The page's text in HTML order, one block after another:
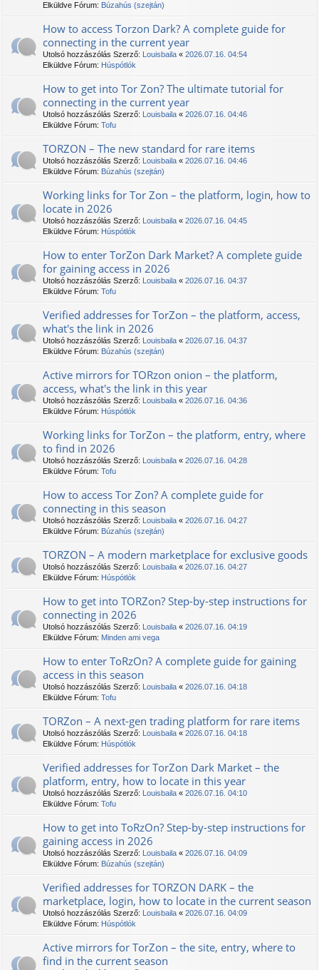
Elküldve Fórum: Búzahús (szejtán)
How to access Torzon Dark? A complete guide for
connecting in the current year
Utolsó hozzászólás Szerző: Louisbaila « 2026.07.16. 04:54
Elküldve Fórum: Húspótlók
How to get into Tor Zon? The ultimate tutorial for
connecting in the current year
Utolsó hozzászólás Szerző: Louisbaila « 2026.07.16. 04:46
Elküldve Fórum: Tofu
ТОRZON – The new standard for rare items
Utolsó hozzászólás Szerző: Louisbaila « 2026.07.16. 04:46
Elküldve Fórum: Búzahús (szejtán)
Working links for Tor Zon – the platform, login, how to
locate in 2026
Utolsó hozzászólás Szerző: Louisbaila « 2026.07.16. 04:45
Elküldve Fórum: Húspótlók
How to enter TorZon Dark Market? A complete guide
for gaining access in 2026
Utolsó hozzászólás Szerző: Louisbaila « 2026.07.16. 04:37
Elküldve Fórum: Tofu
Verified addresses for TorZon – the platform, access,
what's the link in 2026
Utolsó hozzászólás Szerző: Louisbaila « 2026.07.16. 04:37
Elküldve Fórum: Búzahús (szejtán)
Active mirrors for TORzon onion – the platform,
access, what's the link in this year
Utolsó hozzászólás Szerző: Louisbaila « 2026.07.16. 04:36
Elküldve Fórum: Húspótlók
Working links for TorZon – the platform, entry, where
to find in 2026
Utolsó hozzászólás Szerző: Louisbaila « 2026.07.16. 04:28
Elküldve Fórum: Tofu
How to access Tor Zon? A complete guide for
connecting in this season
Utolsó hozzászólás Szerző: Louisbaila « 2026.07.16. 04:27
Elküldve Fórum: Búzahús (szejtán)
ТОRZON – A modern marketplace for exclusive goods
Utolsó hozzászólás Szerző: Louisbaila « 2026.07.16. 04:27
Elküldve Fórum: Húspótlók
How to get into TORZon? Step-by-step instructions for
connecting in 2026
Utolsó hozzászólás Szerző: Louisbaila « 2026.07.16. 04:19
Elküldve Fórum: Minden ami vega
How to enter TоRzOn? A complete guide for gaining
access in this season
Utolsó hozzászólás Szerző: Louisbaila « 2026.07.16. 04:18
Elküldve Fórum: Tofu
TORZon – A next-gen trading platform for rare items
Utolsó hozzászólás Szerző: Louisbaila « 2026.07.16. 04:18
Elküldve Fórum: Húspótlók
Verified addresses for TorZon Dark Market – the
platform, entry, how to locate in this year
Utolsó hozzászólás Szerző: Louisbaila « 2026.07.16. 04:10
Elküldve Fórum: Tofu
How to get into TоRzOn? Step-by-step instructions for
gaining access in 2026
Utolsó hozzászólás Szerző: Louisbaila « 2026.07.16. 04:09
Elküldve Fórum: Búzahús (szejtán)
Verified addresses for TORZON DARK – the
marketplace, login, how to locate in the current season
Utolsó hozzászólás Szerző: Louisbaila « 2026.07.16. 04:09
Elküldve Fórum: Húspótlók
Active mirrors for TorZon – the site, entry, where to
find in the current season